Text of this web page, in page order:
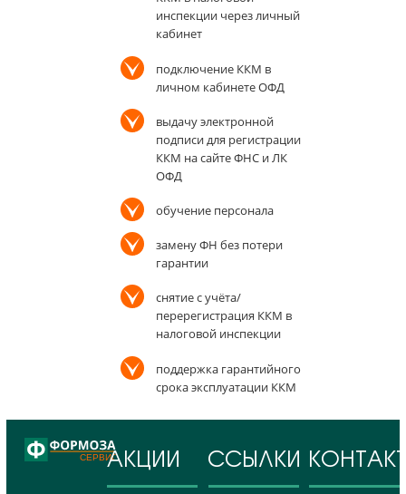
инспекции через личный
кабинет
подключение ККМ в
личном кабинете ОФД
выдачу электронной
подписи для регистрации
ККМ на сайте ФНС и ЛК
ОФД
обучение персонала
замену ФН без потери
гарантии
снятие с учёта/
перерегистрация ККМ в
налоговой инспекции
поддержка гарантийного
срока эксплуатации ККМ
АКЦИИ ССЫЛКИ